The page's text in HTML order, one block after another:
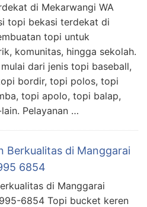
di Mekarwangi WA
topi bekasi terdekat di
topi untuk
komunitas, hingga sekolah.
dari jenis topi baseball,
bordir, topi polos, topi
topi apolo, topi balap,
Pelayanan …
Berkualitas di Manggarai
6854
di Manggarai
6854 Topi bucket keren